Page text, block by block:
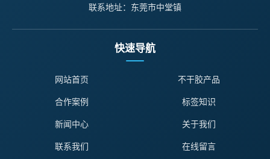
联系地址：东莞市中堂镇
快速导航
网站首页
不干胶产品
合作案例
标签知识
新闻中心
关于我们
联系我们
在线留言